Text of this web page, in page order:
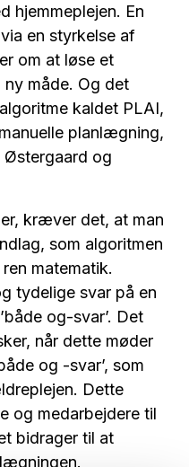
hjemmeplejen. En
en styrkelse af
om at løse et
måde. Og det
kaldet PLAI,
planlægning,
Østergaard og
kræver det, at man
som algoritmen
matematik.
tydelige svar på en
og-svar’. Det
når dette møder
og -svar’, som
Dette
og medarbejdere til
bidrager til at